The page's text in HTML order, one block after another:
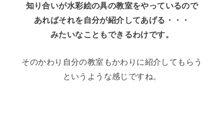
知り合いが水彩絵の具の教室をやっているので
あればそれを自分が紹介してあげる・・・
みたいなこともできるわけです。
そのかわり自分の教室もかわりに紹介してもらう
というような感じですね。